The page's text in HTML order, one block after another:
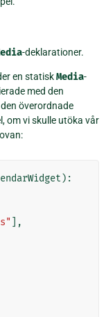
-deklarationer.
en statiskMedia-
med den
överordnade
om vi skulle utöka vår
):
],